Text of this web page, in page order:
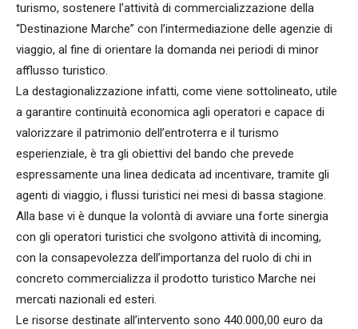
turismo, sostenere l’attività di commercializzazione della
“Destinazione Marche” con l’intermediazione delle agenzie di
viaggio, al fine di orientare la domanda nei periodi di minor
afflusso turistico.
La destagionalizzazione infatti, come viene sottolineato, utile
a garantire continuità economica agli operatori e capace di
valorizzare il patrimonio dell’entroterra e il turismo
esperienziale, è tra gli obiettivi del bando che prevede
espressamente una linea dedicata ad incentivare, tramite gli
agenti di viaggio, i flussi turistici nei mesi di bassa stagione.
Alla base vi è dunque la volontà di avviare una forte sinergia
con gli operatori turistici che svolgono attività di incoming,
con la consapevolezza dell’importanza del ruolo di chi in
concreto commercializza il prodotto turistico Marche nei
mercati nazionali ed esteri.
Le risorse destinate all’intervento sono 440.000,00 euro da